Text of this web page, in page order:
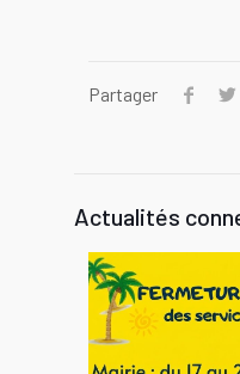
Partager
Actualités